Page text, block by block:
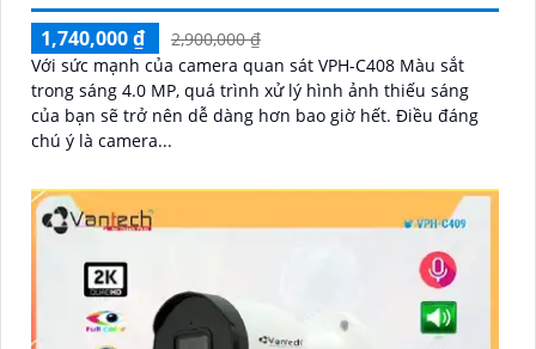
1,740,000 ₫
2,900,000 ₫
Với sức mạnh của camera quan sát VPH-C408 Màu sắt
trong sáng 4.0 MP, quá trình xử lý hình ảnh thiếu sáng
của bạn sẽ trở nên dễ dàng hơn bao giờ hết. Điều đáng
chú ý là camera...